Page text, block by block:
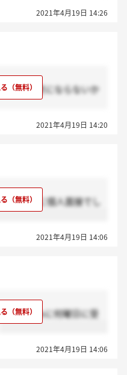
2021年4月19日 14:26
で、参考にならないか
2021年4月19日 14:20
私は14に個人面接でし
2021年4月19日 14:06
、ちなみに何曜日に受
2021年4月19日 14:06